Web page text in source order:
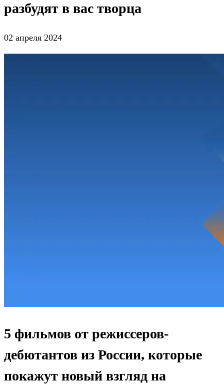
разбудят в вас творца
02 апреля 2024
5 фильмов от режиссеров-
дебютантов из России, которые
покажут новый взгляд на